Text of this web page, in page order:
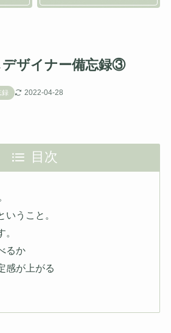
デザイナー備忘録③
録 2022-04-28
目次
いうこと。
るか
感が上がる